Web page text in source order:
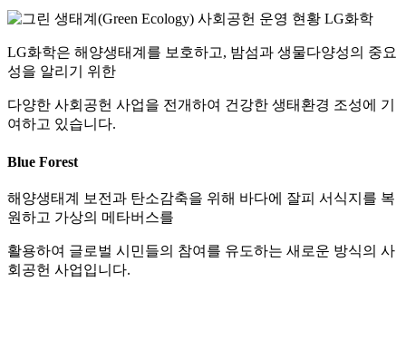
LG화학은 해양생태계를 보호하고, 밤섬과 생물다양성의 중요
성을 알리기 위한
다양한 사회공헌 사업을 전개하여 건강한 생태환경 조성에 기
여하고 있습니다.
Blue Forest
해양생태계 보전과 탄소감축을 위해 바다에 잘피 서식지를 복
원하고 가상의 메타버스를
활용하여 글로벌 시민들의 참여를 유도하는 새로운 방식의 사
회공헌 사업입니다.